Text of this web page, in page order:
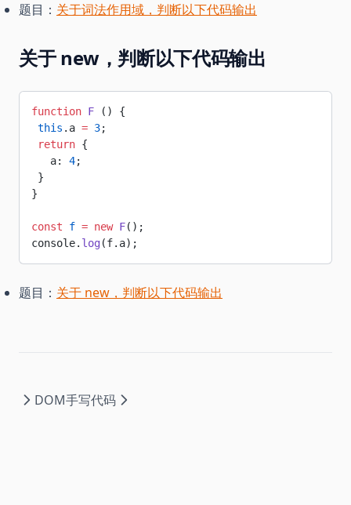
题目： 关于词法作用域，判断以下代码输出
关于 new，判断以下代码输出
function F () {
this .a = 3;
return {
   a:
4;
}
}
const f = new F();
console. log(f.a);
题目： 关于 new，判断以下代码输出
DOM手写代码